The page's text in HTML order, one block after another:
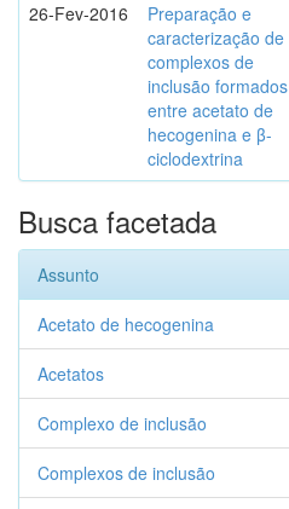
26-Fev-2016
Preparação e
caracterização de
complexos de
inclusão formados
entre acetato de
hecogenina e β-
ciclodextrina
Busca facetada
Assunto
Acetato de hecogenina
Acetatos
Complexo de inclusão
Complexos de inclusão